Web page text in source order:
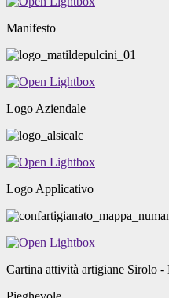
Manifesto
Logo Aziendale
Logo Applicativo
Cartina attività artigiane Sirolo